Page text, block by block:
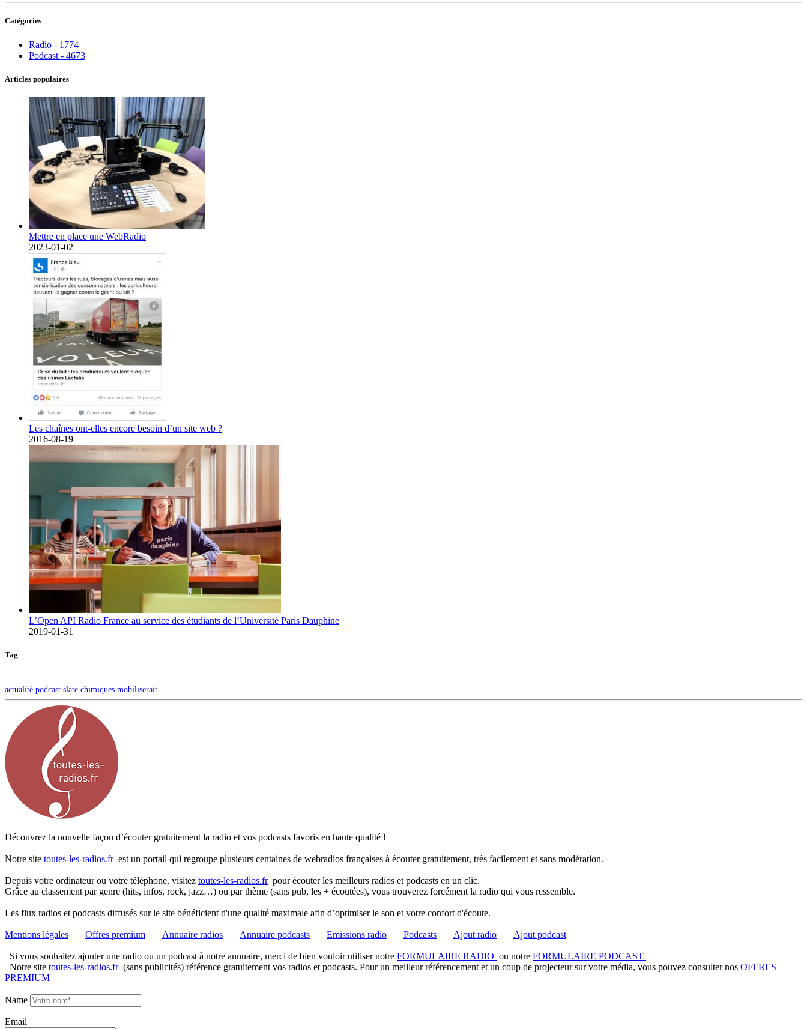
Catégories
Radio - 1774
Podcast - 4673
Articles populaires
Mettre en place une WebRadio
2023-01-02
Les chaînes ont-elles encore besoin d’un site web ?
2016-08-19
L’Open API Radio France au service des étudiants de l’Université Paris Dauphine
2019-01-31
Tag
actualité podcast slate chimiques mobiliserait
Découvrez la nouvelle façon d’écouter gratuitement la radio et vos podcasts favoris en haute qualité !
Notre site toutes-les-radios.frest un portail qui regroupe plusieurs centaines de webradios françaises à écouter gratuitement, très facilement et sans modération.
Depuis votre ordinateur ou votre téléphone, visitez toutes-les-radios.frpour écouter les meilleurs radios et podcasts en un clic.
Grâce au classement par genre (hits, infos, rock, jazz…) ou par thème (sans pub, les + écoutées), vous trouverez forcément la radio qui vous ressemble.
Les flux radios et podcasts diffusés sur le site bénéficient d'une qualité maximale afin d’optimiser le son et votre confort d'écoute.
Mentions légales Offres premium Annuaire radios Annuaire podcasts Emissions radio Podcasts Ajout radio Ajout podcast
Si vous souhaitez ajouter une radio ou un podcast à notre annuaire, merci de bien vouloir utiliser notre FORMULAIRE RADIO ou notre FORMULAIRE PODCAST
Notre site toutes-les-radios.fr(sans publicités) référence gratuitement vos radios et podcasts. Pour un meilleur référencement et un coup de projecteur sur votre média, vous pouvez consulter nos OFFRES
PREMIUM
Name
Email